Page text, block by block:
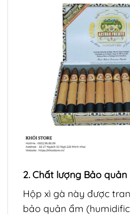
2. Chất lượng Bảo quản
Hộp xì gà này được
bảo quản ẩm